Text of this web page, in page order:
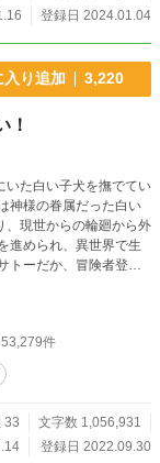
登録日 2024.01.04
入り追加 3,220
！
いた白い子犬を撫でてい
神様の眷属だった白い
、現世からの輪廻から外
進められ、異世界で生
トーだか、冒険者登録
様々な事件に巻き込ま
犯罪組織にも顔を覚
囲まれながらも、チ
いつか訪れるだろう
になったらのんびり
件
33
文字数 1,056,931
登録日 2022.09.30